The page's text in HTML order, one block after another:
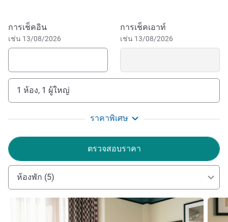
creative corners, The Hoxton, Vienna sits in Landstraße —
a district where embassies, indie galleries, Brutalist gems
and leafy parks all share the same postcode. You’ll find the
away, and some of the city’s most interesting food, art and
retail scenes just a tram ride from your front door. It’s
where old-world charm meets next-gen energy - the kind of
exploration, we collaborate with local brands, everyone is
welcome, we communicate with honesty & aim to keep
things simple, we believe in kind gestures, thoughtful
actions & give back to our communities.
จองโรงแรมนี้
การเช็คอิน
เช่น 13/08/2026
การเช็คเอาท์
เช่น 13/08/2026
1 ห้อง, 1 ผู้ใหญ่
ราคาพิเศษ
ตรวจสอบราคา
ห้องพัก (5)
ดูราย